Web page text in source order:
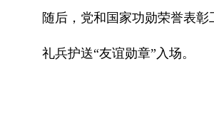
随后，党和国家功勋荣誉表
礼兵护送“友谊勋章”入场。